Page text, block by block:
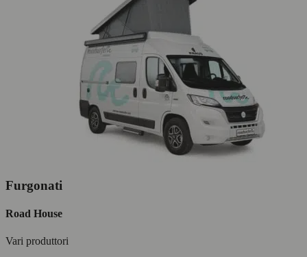
Furgonati
Road House
Vari produttori